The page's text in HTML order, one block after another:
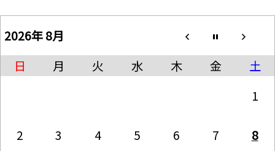
2026年 8月
日
月 火 水 木 金
土
1
2 3 4 5 6 7 8